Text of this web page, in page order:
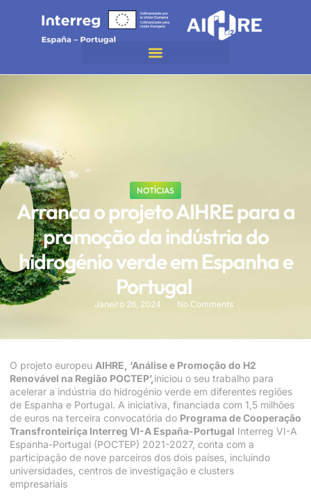
NOTÍCIAS
Arranca o projeto AIHRE para a
promoção da indústria do
hidrogénio verde em Espanha e
Portugal
Janeiro 26, 2024 No Comments
O projeto europeu AIHRE, ‘Análise e Promoção do H2
Renovável na Região POCTEP’,iniciou o seu trabalho para
acelerar a indústria do hidrogénio verde em diferentes regiões
de Espanha e Portugal. A iniciativa, financiada com 1,5 milhões
de euros na terceira convocatória do Programa de Cooperação
Transfronteiriça Interreg VI-A España-Portugal Interreg VI-A
Espanha-Portugal (POCTEP) 2021-2027, conta com a
participação de nove parceiros dos dois países, incluindo
universidades, centros de investigação e clusters
empresariais